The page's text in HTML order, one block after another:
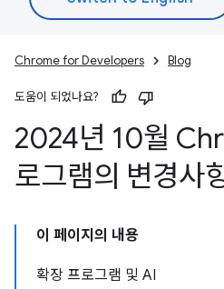
Chrome for Developers Blog
도움이 되었나요?
2024년 10월
로그램의 변경사
이 페이지의 내용
확장 프로그램 및 AI